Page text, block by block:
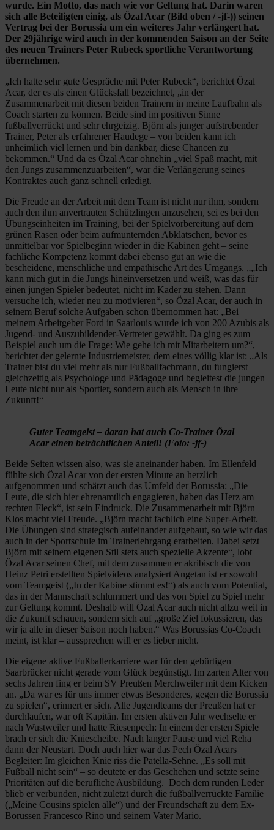
wurde. Ein Motto, das nach wie vor Geltung hat. Darin waren
sich alle Beteiligten einig, als Özal Acar (Bild oben / -jf-)) seinen
Vertrag bei der Borussia um ein weiteres Jahr verlängert hat.
Der 29jährige wird auch in der kommenden Saison an der Seite
des neuen Trainers Peter Rubeck sportliche Verantwortung
übernehmen.
„Ich hatte sehr gute Gespräche mit Peter Rubeck“, berichtet Özal
Acar, der es als einen Glücksfall bezeichnet, „in der
Zusammenarbeit mit diesen beiden Trainern in meine Laufbahn als
Coach starten zu können. Beide sind im positiven Sinne
fußballverrückt und sehr ehrgeizig. Björn als junger aufstrebender
Trainer, Peter als erfahrener Haudege – von beiden kann ich
unheimlich viel lernen und bin dankbar, diese Chancen zu
bekommen.“ Und da es Özal Acar ohnehin „viel Spaß macht, mit
den Jungs zusammenzuarbeiten“, war die Verlängerung seines
Kontraktes auch ganz schnell erledigt.
Die Freude an der Arbeit mit dem Team ist nicht nur ihm, sondern
auch den ihm anvertrauten Schützlingen anzusehen, sei es bei den
Übungseinheiten im Training, bei der Spielvorbereitung auf dem
grünen Rasen oder beim aufmunternden Abklatschen, bevor es
unmittelbar vor Spielbeginn wieder in die Kabinen geht – seine
fachliche Kompetenz kommt dabei ebenso gut an wie die
bescheidene, menschliche und empathische Art des Umgangs. „„Ich
kann mich gut in die Jungs hineinversetzen und weiß, was das für
einen jungen Spieler bedeutet, nicht im Kader zu stehen. Dann
versuche ich, wieder neu zu motivieren“, so Özal Acar, der auch in
seinem Beruf solche Aufgaben schon übernommen hat: „Bei
meinem Arbeitgeber Ford in Saarlouis wurde ich von 200 Azubis als
Jugend- und Auszubildender-Vertreter gewählt. Da ging es zum
Beispiel auch um die Frage: Wie gehe ich mit Mitarbeitern um?“,
berichtet der gelernte Industriemeister, dem eines völlig klar ist: „Als
Trainer bist du viel mehr als nur Fußballfachmann, du fungierst
gleichzeitig als Psychologe und Pädagoge und begleitest die jungen
Leute nicht nur als Sportler, sondern auch als Mensch in ihre
Zukunft!“
Guter Teamgeist – daran hat auch Co-Trainer Özal
Acar einen beträchtlichen Anteil! (Foto: -jf-)
Beide Seiten wissen also, was sie aneinander haben. Im Ellenfeld
fühlte sich Özal Acar von der ersten Minute an herzlich
aufgenommen und schätzt auch das Umfeld der Borussia: „Die
Leute, die sich hier ehrenamtlich engagieren, haben das Herz am
rechten Fleck“, ist sein Eindruck. Die Zusammenarbeit mit Björn
Klos macht viel Freude. „Björn macht fachlich eine Super-Arbeit.
Die Übungen sind strategisch aufeinander aufgebaut, so wie wir das
auch in der Sportschule im Trainerlehrgang erarbeiten. Dabei setzt
Björn mit seinem eigenen Stil stets auch spezielle Akzente“, lobt
Özal Acar seinen Chef, mit dem zusammen er akribisch die von
Heinz Petri erstellten Spielvideos analysiert Angetan ist er sowohl
vom Teamgeist („In der Kabine stimmt es!“) als auch vom Potential,
das in der Mannschaft schlummert und das von Spiel zu Spiel mehr
zur Geltung kommt. Deshalb will Özal Acar auch nicht allzu weit in
die Zukunft schauen, sondern sich auf „große Ziel fokussieren, das
wir ja alle in dieser Saison noch haben.“ Was Borussias Co-Coach
meint, ist klar – aussprechen will er es lieber nicht.
Die eigene aktive Fußballerkarriere war für den gebürtigen
Saarbrücker nicht gerade vom Glück begünstigt. Im zarten Alter von
sechs Jahren fing er beim SV Preußen Merchweiler mit dem Kicken
an. „Da war es für uns immer etwas Besonderes, gegen die Borussia
zu spielen“, erinnert er sich. Alle Jugendteams der Preußen hat er
durchlaufen, war oft Kapitän. Im ersten aktiven Jahr wechselte er
nach Wustweiler und hatte Riesenpech: In einem der ersten Spiele
brach er sich die Kniescheibe. Nach langer Pause und viel Reha
dann der Neustart. Doch auch hier war das Pech Özal Acars
Begleiter: Im gleichen Knie riss die Patella-Sehne. „Es soll mit
Fußball nicht sein“ – so deutete er das Geschehen und setzte seine
Prioritäten auf die berufliche Ausbildung. Doch dem runden Leder
blieb er verbunden, nicht zuletzt durch die fußballverrückte Familie
(„Meine Cousins spielen alle“) und der Freundschaft zu dem Ex-
Borussen Francesco Rino und seinem Vater Mario.